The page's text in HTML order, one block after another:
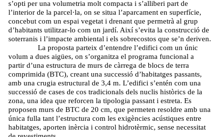
s’opti per una volumetria molt compacta i s’alliberi part de
l’interior de la parcel·la, on se situa l’aparcament en superfície,
concebut com un espai vegetat i drenant que permetrà al grup
d’habitants utilitzar-lo com un jardí. Així s’evita la construcció de
soterranis i l’impacte ambiental i els sobrecostos que se’n deriven.
La proposta parteix d’entendre l’edifici com un únic
volum a dues aigües, on s’organitza el programa funcional a
partir d’una estructura de murs de càrrega de blocs de terra
comprimida (BTC), creant una successió d’habitatges passants,
amb una crugia estructural de 3,4 m. L’edifici s’entén com una
successió de cases de cos tradicionals dels nuclis històrics de la
zona, una idea que reforcen la tipologia passant i estreta. Es
proposen murs de BTC de 20 cm, que permeten resoldre amb una
única fulla tant l’estructura com les exigències acústiques entre
habitatges, aporten inèrcia i control hidrotèrmic, sense necessitat